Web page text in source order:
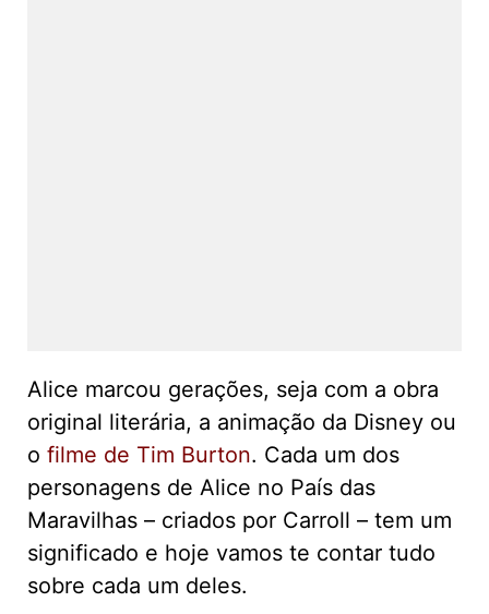
Alice marcou gerações, seja com a obra
original literária, a animação da Disney ou
o filme de Tim Burton. Cada um dos
personagens de Alice no País das
Maravilhas – criados por Carroll – tem um
significado e hoje vamos te contar tudo
sobre cada um deles.